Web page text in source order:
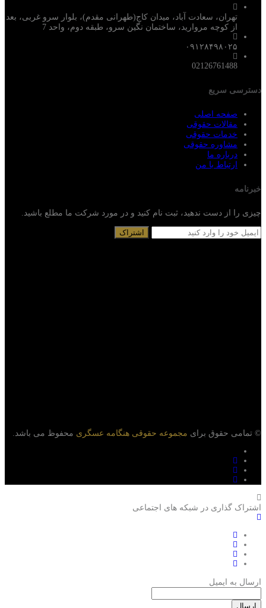
تهران، سعادت آباد، میدان کاج(طهرانی مقدم)، بلوار سرو غربی، بعد
از کوچه مروارید، ساختمان نگین سرو، طبقه دوم، واحد 7
۰۹۱۲۸۴۹۸۰۲۵
02126761488
دسترسی سریع
صفحه اصلی
مقالات حقوقی
خدمات حقوقی
مشاوره حقوقی
درباره ما
ارتباط با من
خبرنامه
چیزی را از دست ندهید، ثبت نام کنید و در مورد شرکت ما مطلع باشید.
© تمامی حقوق برای مجموعه حقوقی هنگامه عسگری محفوظ می باشد.
اشتراک گذاری در شبکه های اجتماعی
ارسال به ایمیل
ارسال